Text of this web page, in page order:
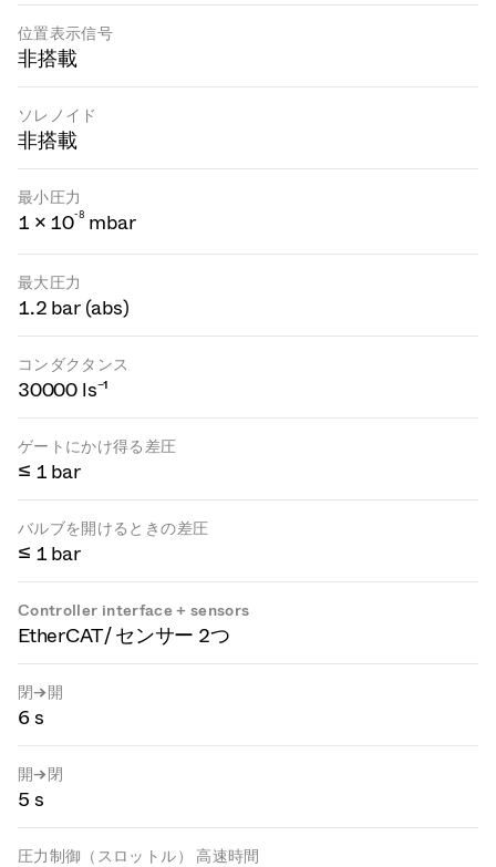
位置表示信号
非搭載
ソレノイド
非搭載
最小圧力
1 × 10-8 mbar
最大圧力
1.2 bar (abs)
コンダクタンス
30000 ls⁻¹
ゲートにかけ得る差圧
≤ 1 bar
バルブを開けるときの差圧
≤ 1 bar
Controller interface + sensors
EtherCAT / センサー 2つ
閉→開
6 s
開→閉
5 s
圧力制御（スロットル） 高速時間